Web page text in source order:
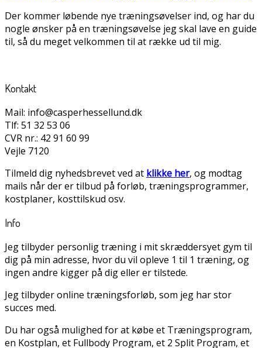
Der kommer løbende nye træningsøvelser ind, og har du
nogle ønsker på en træningsøvelse jeg skal lave en guide
til, så du meget velkommen til at række ud til mig.
Kontakt
Mail: info@casperhessellund.dk
Tlf: 51 32 53 06
CVR nr.: 42 91 60 99
Vejle 7120
Tilmeld dig nyhedsbrevet ved at klikke her, og modtag
mails når der er tilbud på forløb, træningsprogrammer,
kostplaner, kosttilskud osv.
Info
Jeg tilbyder personlig træning i mit skræddersyet gym til
dig på min adresse, hvor du vil opleve 1 til 1 træning, og
ingen andre kigger på dig eller er tilstede.
Jeg tilbyder online træningsforløb, som jeg har stor
succes med.
Du har også mulighed for at købe et Træningsprogram,
en Kostplan, et Fullbody Program, et 2 Split Program, et